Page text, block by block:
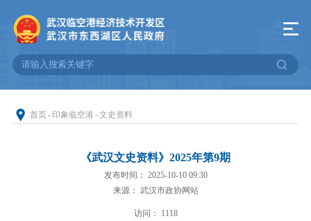
首页- 印象临空港 -文史资料
《武汉文史资料》2025年第9期
发布时间： 2025-10-10 09:30
来源： 武汉市政协网站
访问： 1118